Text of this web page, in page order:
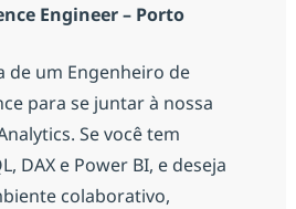
Engineer – Porto
de um Engenheiro de
para se juntar à nossa
Se você tem
DAX e Power BI, e deseja
colaborativo,